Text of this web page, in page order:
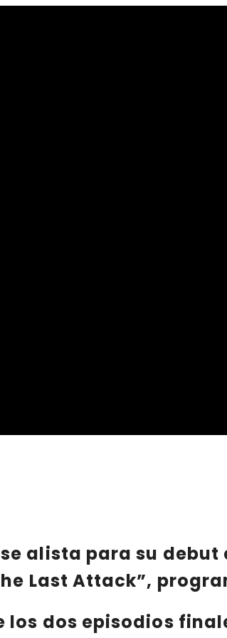
se alista para su debut
Last Attack”,
dos episodios